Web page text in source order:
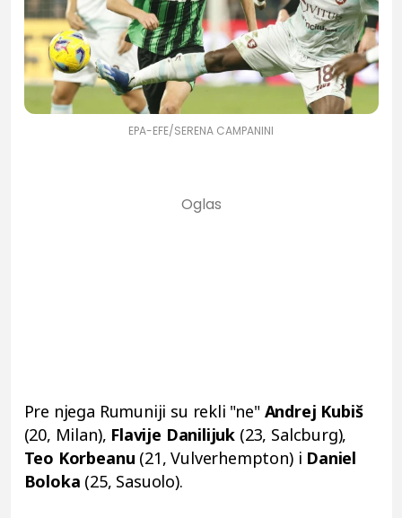
EPA-EFE/SERENA CAMPANINI
Pre njega Rumuniji su rekli "ne"Andrej Kubiš
(20, Milan), Flavije Danilijuk (23, Salcburg),
Teo Korbeanu (21, Vulverhempton) i Daniel
Boloka (25, Sasuolo).